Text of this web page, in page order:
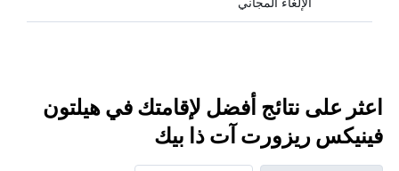
اعثر على نتائج أفضل لإقامتك في هيلتون
فينيكس ريزورت آت ذا بيك